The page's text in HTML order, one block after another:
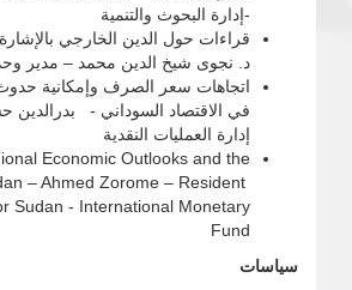
-إدارة البحوث والتنمية
قراءات حول الدين الخارجي
د. نجوى شيخ الدين محمد – مدير
اتجاهات سعر الصرف وإمكانية
في الاقتصاد السوداني - بدرالدين
إدارة العمليات النقدية
Economic Outlooks and the
– Ahmed Zorome – Resident
Sudan - International Monetary
Fund
سياسات